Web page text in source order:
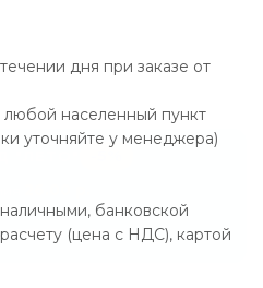
дня при заказе от
любой населенный пункт
уточняйте у менеджера)
банковской
(цена с НДС), картой
назвать промокод